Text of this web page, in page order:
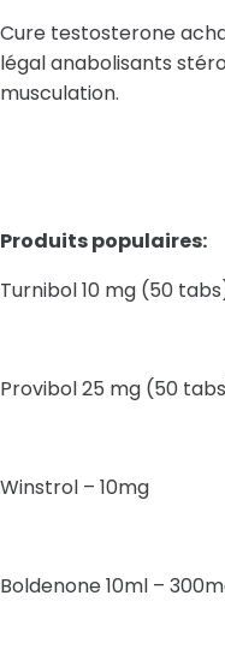
Cure testosterone
légal anabolisants
musculation.
Produits populaires:
Turnibol 10 mg (50
Provibol 25 mg (50
Winstrol – 10mg
Boldenone 10ml –